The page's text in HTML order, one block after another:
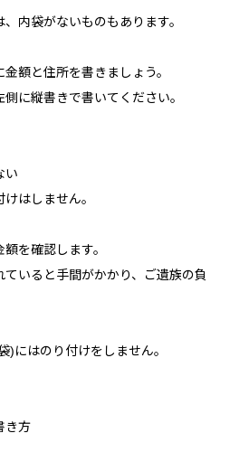
内袋がないものもあります。
額と住所を書きましょう。
に縦書きで書いてください。
い
はしません。
を確認します。
いると手間がかかり、ご遺族の負
)にはのり付けをしません。
き方